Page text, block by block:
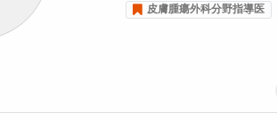
皮膚腫瘍外科分野指導医